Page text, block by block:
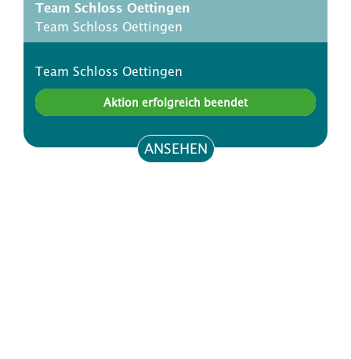
Team Schloss Oettingen
Team Schloss Oettingen
Team Schloss Oettingen
Aktion erfolgreich beendet
ANSEHEN